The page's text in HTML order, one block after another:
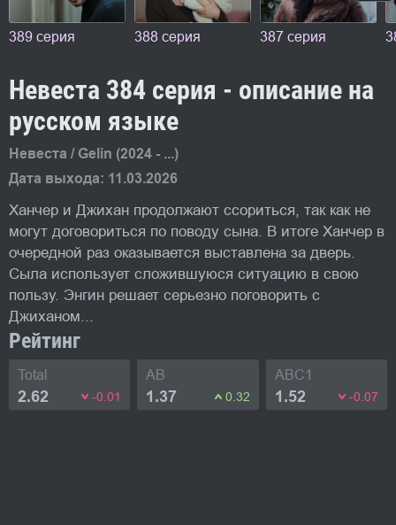
389 серия 388 серия 387 серия
Невеста 384 серия - описание на
русском языке
Невеста / Gelin (2024 - ...)
Дата выхода: 11.03.2026
Ханчер и Джихан продолжают ссориться, так как не
могут договориться по поводу сына. В итоге Ханчер в
очередной раз оказывается выставлена за дверь.
Сыла использует сложившуюся ситуацию в свою
пользу. Энгин решает серьезно поговорить с
Джиханом...
Рейтинг
Total
2.62 -0.01
AB
1.37 0.32
ABC1
1.52 -0.07